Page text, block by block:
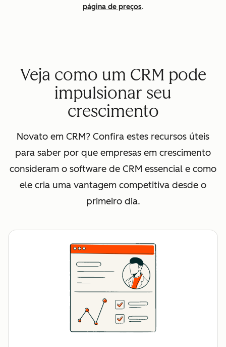
página de preços.
Veja como um CRM pode
impulsionar seu
crescimento
Novato em CRM? Confira estes recursos úteis
para saber por que empresas em crescimento
consideram o software de CRM essencial e como
ele cria uma vantagem competitiva desde o
primeiro dia.